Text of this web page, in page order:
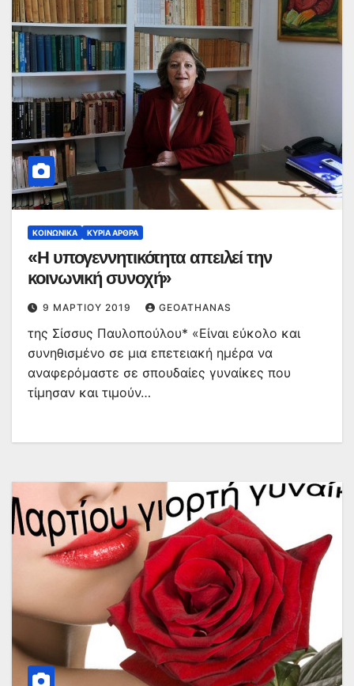
ΚΟΙΝΩΝΙΚΆ ΚΥΡΙΑ ΑΡΘΡΑ
«Η υπογεννητικότητα απειλεί την
κοινωνική συνοχή»
9 ΜΑΡΤΊΟΥ 2019 GEOATHANAS
της Σίσσυς Παυλοπούλου* «Είναι εύκολο και
συνηθισμένο σε μια επετειακή ημέρα να
αναφερόμαστε σε σπουδαίες γυναίκες που
τίμησαν και τιμούν…